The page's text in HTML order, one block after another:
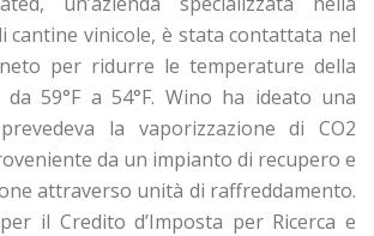
cantine vinicole, è stata contattata nel
per ridurre le temperature della
59°F a 54°F. Wino ha ideato una
la vaporizzazione di CO2
da un impianto di recupero e
attraverso unità di raffreddamento.
il Credito d’Imposta per Ricerca e